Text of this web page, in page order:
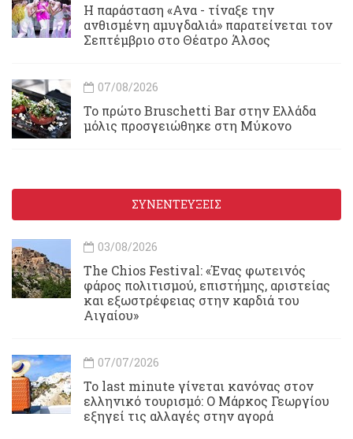
Η παράσταση «Ανα - τίναξε την
ανθισμένη αμυγδαλιά» παρατείνεται τον
Σεπτέμβριο στο Θέατρο Άλσος
07/08/2026
Το πρώτο Bruschetti Bar στην Ελλάδα
μόλις προσγειώθηκε στη Μύκονο
ΣΥΝΕΝΤΕΥΞΕΙΣ
03/08/2026
Τhe Chios Festival: «Ένας φωτεινός
φάρος πολιτισμού, επιστήμης, αριστείας
και εξωστρέφειας στην καρδιά του
Αιγαίου»
07/07/2026
Το last minute γίνεται κανόνας στον
ελληνικό τουρισμό: Ο Μάρκος Γεωργίου
εξηγεί τις αλλαγές στην αγορά